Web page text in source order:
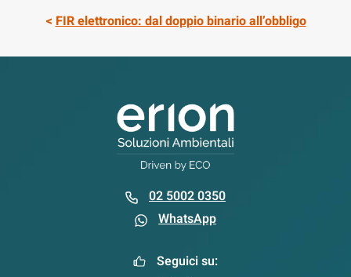
<FIR elettronico: dal doppio binario all’obbligo
02 5002 0350
WhatsApp
Seguici su: